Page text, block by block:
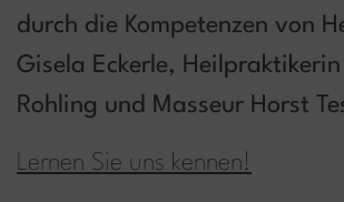
durch die Kompetenzen von
Gisela Eckerle,
Rohling und Masseur Horst
Lernen Sie uns kennen!